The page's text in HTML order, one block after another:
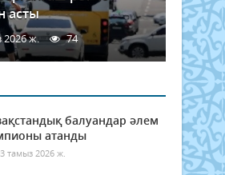
асты
ж. 74
балуандар әлем
атанды
тамыз 2026 ж.